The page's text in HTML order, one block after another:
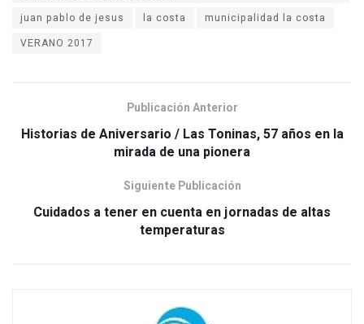
juan pablo de jesus
la costa
municipalidad la costa
VERANO 2017
Publicación Anterior
Historias de Aniversario / Las Toninas, 57 años en la
mirada de una pionera
Siguiente Publicación
Cuidados a tener en cuenta en jornadas de altas
temperaturas